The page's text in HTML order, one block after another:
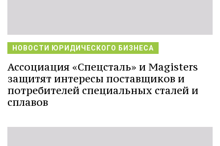
НОВОСТИ ЮРИДИЧЕСКОГО БИЗНЕСА
Ассоциация «Спецсталь» и Magisters
защитят интересы поставщиков и
потребителей специальных сталей и
сплавов